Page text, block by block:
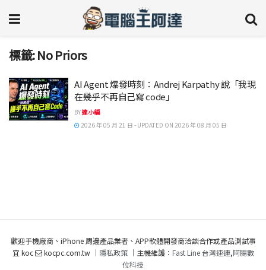
標籤:No Priors
AI Agent 爆發時刻：Andrej Karpathy 說「我現
在幾乎不再自己寫 code」
BY達小編
2026 年 05 月 21 日 - UPDATED ON 2026 年 08 月 05 日
歡迎手機廠商、iPhone 周邊產品業者、APP軟體開發商洽談合作或產品測試事
宜 koc
kocpc.com.tw ｜ 隱私政策｜主機維護： Fast Line 台灣速連,阿腸數
位科技